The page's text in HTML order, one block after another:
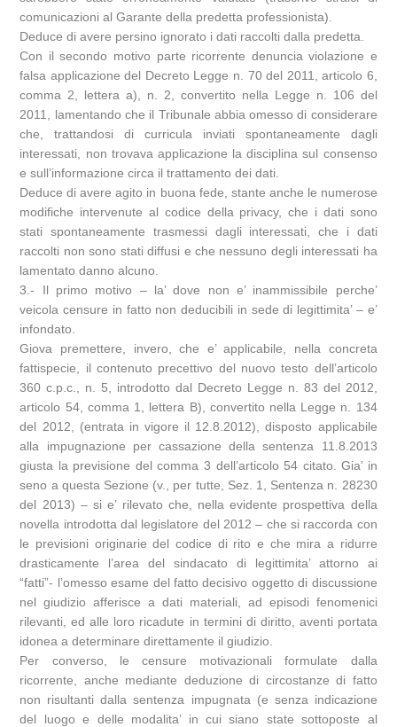
comunicazioni al Garante della predetta professionista).
Deduce di avere persino ignorato i dati raccolti dalla predetta.
Con il secondo motivo parte ricorrente denuncia violazione e
falsa applicazione del Decreto Legge n. 70 del 2011, articolo 6,
comma 2, lettera a), n. 2, convertito nella Legge n. 106 del
2011, lamentando che il Tribunale abbia omesso di considerare
che, trattandosi di curricula inviati spontaneamente dagli
interessati, non trovava applicazione la disciplina sul consenso
e sull’informazione circa il trattamento dei dati.
Deduce di avere agito in buona fede, stante anche le numerose
modifiche intervenute al codice della privacy, che i dati sono
stati spontaneamente trasmessi dagli interessati, che i dati
raccolti non sono stati diffusi e che nessuno degli interessati ha
lamentato danno alcuno.
3.- Il primo motivo – la’ dove non e’ inammissibile perche’
veicola censure in fatto non deducibili in sede di legittimita’ – e’
infondato.
Giova premettere, invero, che e’ applicabile, nella concreta
fattispecie, il contenuto precettivo del nuovo testo dell’articolo
360 c.p.c., n. 5, introdotto dal Decreto Legge n. 83 del 2012,
articolo 54, comma 1, lettera B), convertito nella Legge n. 134
del 2012, (entrata in vigore il 12.8.2012), disposto applicabile
alla impugnazione per cassazione della sentenza 11.8.2013
giusta la previsione del comma 3 dell’articolo 54 citato. Gia’ in
seno a questa Sezione (v., per tutte, Sez. 1, Sentenza n. 28230
del 2013) – si e’ rilevato che, nella evidente prospettiva della
novella introdotta dal legislatore del 2012 – che si raccorda con
le previsioni originarie del codice di rito e che mira a ridurre
drasticamente l’area del sindacato di legittimita’ attorno ai
“fatti”- l’omesso esame del fatto decisivo oggetto di discussione
nel giudizio afferisce a dati materiali, ad episodi fenomenici
rilevanti, ed alle loro ricadute in termini di diritto, aventi portata
idonea a determinare direttamente il giudizio.
Per converso, le censure motivazionali formulate dalla
ricorrente, anche mediante deduzione di circostanze di fatto
non risultanti dalla sentenza impugnata (e senza indicazione
del luogo e delle modalita’ in cui siano state sottoposte al